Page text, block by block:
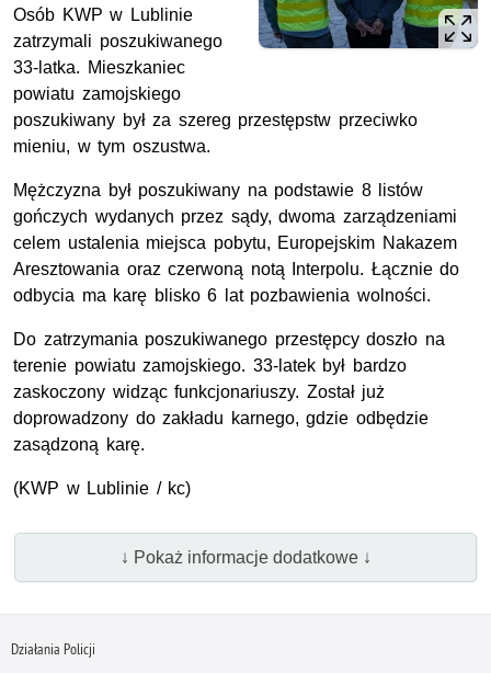
Osób KWP w Lublinie
zatrzymali poszukiwanego
33-latka. Mieszkaniec
powiatu zamojskiego
poszukiwany był za szereg przestępstw przeciwko
mieniu, w tym oszustwa.
Mężczyzna był poszukiwany na podstawie 8 listów
gończych wydanych przez sądy, dwoma zarządzeniami
celem ustalenia miejsca pobytu, Europejskim Nakazem
Aresztowania oraz czerwoną notą Interpolu. Łącznie do
odbycia ma karę blisko 6 lat pozbawienia wolności.
Do zatrzymania poszukiwanego przestępcy doszło na
terenie powiatu zamojskiego. 33-latek był bardzo
zaskoczony widząc funkcjonariuszy. Został już
doprowadzony do zakładu karnego, gdzie odbędzie
zasądzoną karę.
(KWP w Lublinie / kc)
↓ Pokaż informacje dodatkowe ↓
Działania Policji